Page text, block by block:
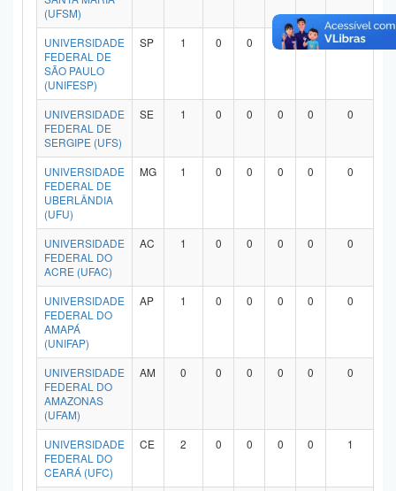
(UFSM)
UNIVERSIDADE
FEDERAL DE
SÃO PAULO
(UNIFESP)
SP 1 0 0 0 0 0
UNIVERSIDADE
FEDERAL DE
SERGIPE (UFS)
SE 1 0 0 0 0 0
UNIVERSIDADE
FEDERAL DE
UBERLÂNDIA
(UFU)
MG 1 0 0 0 0 0
UNIVERSIDADE
FEDERAL DO
ACRE (UFAC)
AC 1 0 0 0 0 0
UNIVERSIDADE
FEDERAL DO
AMAPÁ
(UNIFAP)
AP 1 0 0 0 0 0
UNIVERSIDADE
FEDERAL DO
AMAZONAS
(UFAM)
AM 0 0 0 0 0 0
UNIVERSIDADE
FEDERAL DO
CEARÁ (UFC)
CE 2 0 0 0 0 1